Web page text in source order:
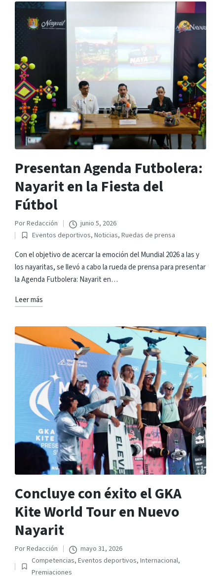
Presentan Agenda Futbolera:
Nayarit en la Fiesta del
Fútbol
Publicado
por
PorRedacción
junio 5, 2026
Publicado
en
Eventos deportivos, Noticias, Ruedas de prensa
Con el objetivo de acercar la emoción del Mundial 2026 a las y
los nayaritas, se llevó a cabo la rueda de prensa para presentar
la Agenda Futbolera: Nayarit en…
Leer más
Concluye con éxito el GKA
Kite World Tour en Nuevo
Nayarit
Publicado
por
PorRedacción mayo 31, 2026
Publicado
Competencias, Eventos deportivos, Internacional,
Premiaciones